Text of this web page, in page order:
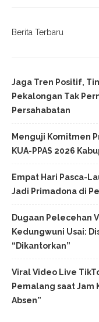
Berita Terbaru
Jaga Tren Positif,
Pekalongan Tak
Persahabatan
Menguji Komitmen
KUA-PPAS 2026
Empat Hari Pasca-
Jadi Primadona di
Dugaan Pelecehan
Kedungwuni Usai:
“Dikantorkan”
Viral Video Live
Pemalang saat Jam
Absen”